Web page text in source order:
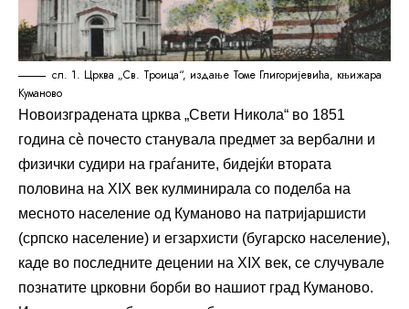
сл. 1. Црква „Св. Троица“, издање Томе Глигоријевића, књижара
Куманово
Новоизградената црква „Свети Никола“ во 1851
година сѐ почесто станувала предмет за вербални и
физички судири на граѓаните, бидејќи втората
половина на XIX век кулминирала со поделба на
месното население од Куманово на патријаршисти
(српско население) и егзархисти (бугарско население),
каде во последните децении на XIX век, се случувале
познатите црковни борби во нашиот град Куманово.